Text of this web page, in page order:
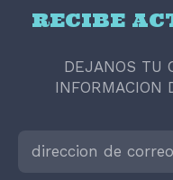
RECIBE
DEJANOS TU
INFORMACION